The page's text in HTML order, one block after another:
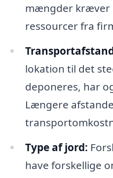
mængder kræver
ressourcer fra
lokation til det
deponeres, har
Længere
Type af jord:
have forskellige